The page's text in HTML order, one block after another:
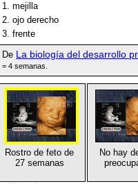
PD
1. mejilla
2. ojo derecho
3. frente
De La biología del desarrollo
= 4 semanas.
Rostro de feto de
27 semanas
No hay